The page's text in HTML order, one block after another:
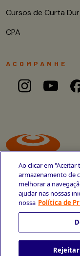
Avenida Cais do Apolo,
+55 81 3419-6700
Cursos de Curta
CPA
ACOMPANHE
Ao clicar em
armazenamento de
melhorar a
ajudar nas nossas
nossa Política de